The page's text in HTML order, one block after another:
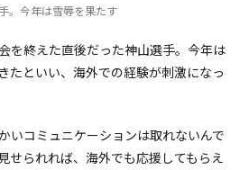
。今年は雪辱を果たす
を終えた直後だった神山選手。今年は
たといい、海外での経験が刺激になっ
いコミュニケーションは取れないんで
せられれば、海外でも応援してもらえ